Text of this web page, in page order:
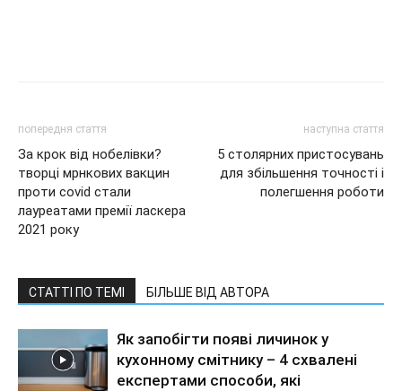
попередня стаття
За крок від нобелівки?
творці мрнкових вакцин
проти covid стали
лауреатами премії ласкера
2021 року
наступна стаття
5 столярних пристосувань
для збільшення точності і
полегшення роботи
СТАТТІ ПО ТЕМІ БІЛЬШЕ ВІД АВТОРА
Як запобігти появі личинок у
кухонному смітнику – 4 схвалені
експертами способи, які